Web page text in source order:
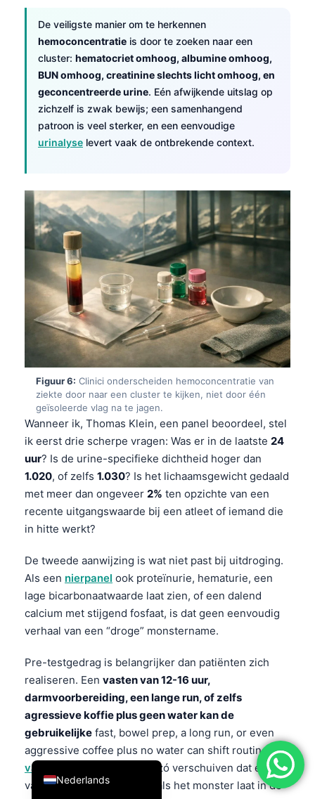
De veiligste manier om te herkennen
hemoconcentratie is door te zoeken naar een
cluster: hematocriet omhoog, albumine omhoog,
BUN omhoog, creatinine slechts licht omhoog, en
geconcentreerde urine. Eén afwijkende uitslag op
zichzelf is zwak bewijs; een samenhangend
patroon is veel sterker, en een eenvoudige
urinalyse levert vaak de ontbrekende context.
Figuur 6: Clinici onderscheiden hemoconcentratie van
ziekte door naar een cluster te kijken, niet door één
geïsoleerde vlag na te jagen.
Wanneer ik, Thomas Klein, een panel beoordeel, stel
ik eerst drie scherpe vragen: Was er in de laatste 24
uur? Is de urine-specifieke dichtheid hoger dan
1.020, of zelfs 1.030? Is het lichaamsgewicht gedaald
met meer dan ongeveer 2% ten opzichte van een
recente uitgangswaarde bij een atleet of iemand die
in hitte werkt?
De tweede aanwijzing is wat niet past bij uitdroging.
Als een nierpanel ook proteïnurie, hematurie, een
lage bicarbonaatwaarde laat zien, of een dalend
calcium met stijgend fosfaat, is dat geen eenvoudig
verhaal van een “droge” monstername.
Pre-testgedrag is belangrijker dan patiënten zich
realiseren. Een vasten van 12-16 uur,
darmvoorbereiding, een lange run, of zelfs
agressieve koffie plus geen water kan de
gebruikelijke fast, bowel prep, a long run, or even
aggressive coffee plus no water can shift routine
vastenbloedonderzoeken
zó verschuiven dat er een
vals alarm ontstaat, vooral als het monster laat in de
Nederlands
English
Deutsch
العربية
Français
עִבְרִית
Español
Português
Ελληνικά
Română
简体中文
فارسی
Български
Dansk
हिन्दी
Bahasa Indonesia
Հայերեն
Íslenska
Српски језик
Svenska
Bosanski
Azərbaycan dili
Eesti
日本語
Русский
Lietuvių kalba
한국어
Slovenščina